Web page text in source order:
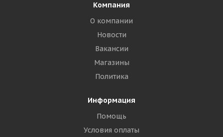
Компания
О компании
Новости
Вакансии
Магазины
Политика
Информация
Помощь
Условия оплаты